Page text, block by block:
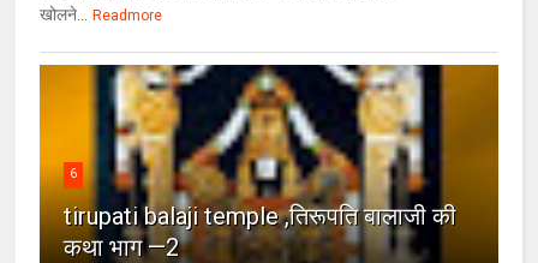
खोलने...
Readmore
6
tirupati balaji temple ,तिरूपति बालाजी की
कथा भाग —2